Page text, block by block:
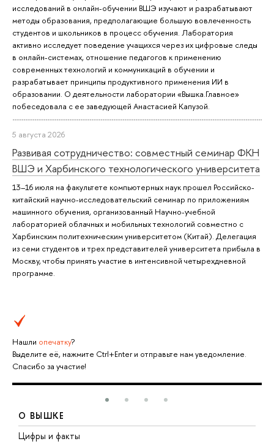
исследований в онлайн-обучении ВШЭ изучают и разрабатывают
методы образования, предполагающие большую вовлеченность
студентов и школьников в процесс обучения. Лаборатория
активно исследует поведение учащихся через их цифровые следы
в онлайн-системах, отношение педагогов к применению
современных технологий и коммуникаций в обучении и
разрабатывает принципы продуктивного применения ИИ в
образовании. О деятельности лаборатории «Вышка.Главное»
побеседовала с ее заведующей Анастасией Капузой.
5 августа 2026
Развивая сотрудничество: совместный семинар ФКН
ВШЭ и Харбинского технологического университета
13–16 июля на факультете компьютерных наук прошел Российско-
китайский научно-исследовательский семинар по приложениям
машинного обучения, организованный Научно-учебной
лабораторией облачных и мобильных технологий совместно с
Харбинским политехническим университетом (Китай). Делегация
из семи студентов и трех представителей университета прибыла в
Москву, чтобы принять участие в интенсивной четырехдневной
программе.
Нашли опечатку?
Выделите её, нажмите Ctrl+Enter и отправьте нам уведомление.
Спасибо за участие!
О ВЫШКЕ
Цифры и факты